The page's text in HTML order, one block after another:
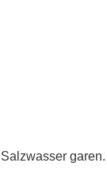
garen.